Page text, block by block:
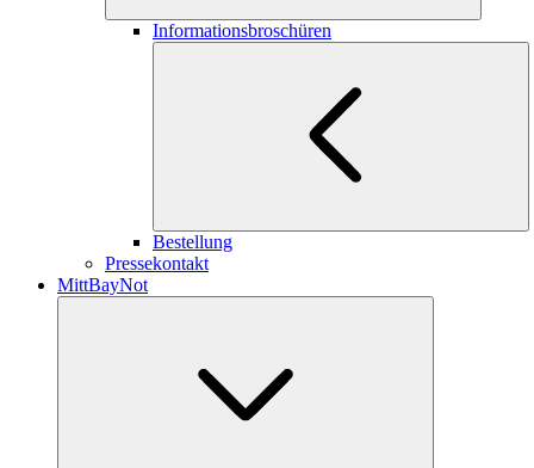
Informationsbroschüren
Bestellung
Pressekontakt
MittBayNot